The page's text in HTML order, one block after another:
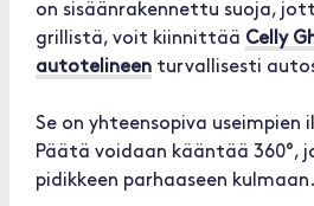
on sisäänrakennettu suoja,
grillistä, voit kiinnittää Celly
autotelineen turvallisesti
Se on yhteensopiva useimpien
Päätä voidaan kääntää 360°,
pidikkeen parhaaseen kulmaan.